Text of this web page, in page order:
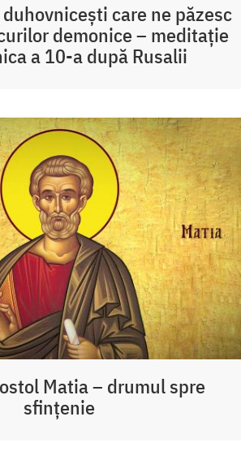
care ne păzesc
demonice – meditație
a 10-a după Rusalii
Matia – drumul spre
sfințenie